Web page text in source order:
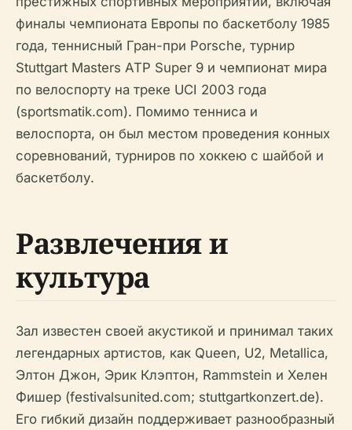
финалы чемпионата Европы по баскетболу 1985
года, теннисный Гран-при Porsche, турнир
Stuttgart Masters ATP Super 9 и чемпионат мира
по велоспорту на треке UCI 2003 года
(sportsmatik.com). Помимо тенниса и
велоспорта, он был местом проведения конных
соревнований, турниров по хоккею с шайбой и
баскетболу.
Развлечения и
культура
Зал известен своей акустикой и принимал таких
легендарных артистов, как Queen, U2, Metallica,
Элтон Джон, Эрик Клэптон, Rammstein и Хелен
Фишер (festivalsunited.com; stuttgartkonzert.de).
Его гибкий дизайн поддерживает разнообразный